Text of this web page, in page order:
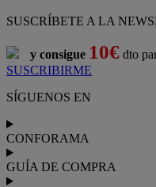
SUSCRÍBETE A LA
y consigue 10€ dto
SUSCRIBIRME
SÍGUENOS EN
CONFORAMA
GUÍA DE COMPRA